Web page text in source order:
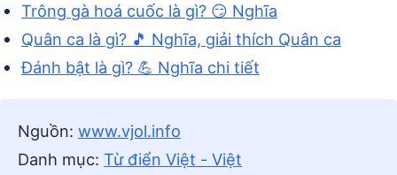
Trông gà hoá cuốc là gì? 😏 Nghĩa
Quân ca là gì? 🎵 Nghĩa, giải thích Quân ca
Đánh bật là gì? 💪 Nghĩa chi tiết
Nguồn: www.vjol.info
Danh mục: Từ điển Việt - Việt